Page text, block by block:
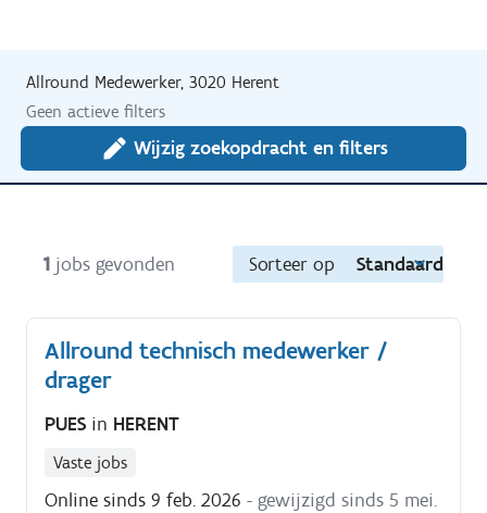
Allround Medewerker, 3020 Herent
Geen actieve filters
Wijzig zoekopdracht en filters
1 jobs gevonden Sorteer op Standaard
Allround technisch medewerker /
drager
PUES in HERENT
Vaste jobs
Online sinds 9 feb. 2026 - gewijzigd sinds 5 mei.